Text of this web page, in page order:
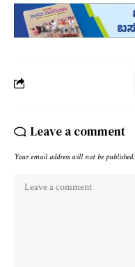
Leave a comment
Your email address will not be published.